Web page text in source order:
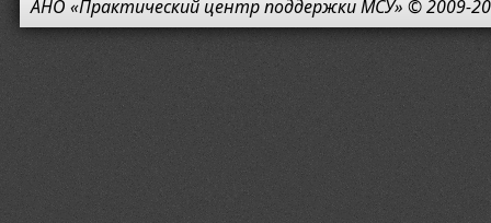
АНО «Практический центр поддержки МСУ» © 2009-